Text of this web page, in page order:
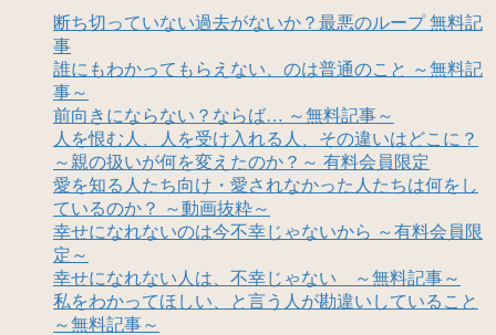
断ち切っていない過去がないか？最悪のループ 無料記
事
誰にもわかってもらえない、のは普通のこと ～無料記
事～
前向きにならない？ならば… ～無料記事～
人を恨む人、人を受け入れる人、その違いはどこに？
～親の扱いが何を変えたのか？～ 有料会員限定
愛を知る人たち向け・愛されなかった人たちは何をし
ているのか？ ～動画抜粋～
幸せになれないのは今不幸じゃないから ～有料会員限
定～
幸せになれない人は、不幸じゃない ～無料記事～
私をわかってほしい、と言う人が勘違いしていること
～無料記事～